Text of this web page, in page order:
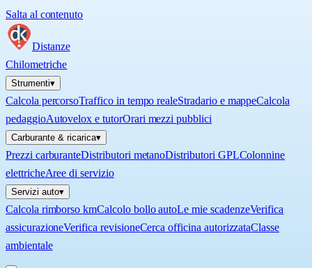
Salta al contenuto
Distanze
Chilometriche
Strumenti▾
Calcola percorsoTraffico in tempo realeStradario e mappeCalcola
pedaggioAutovelox e tutorOrari mezzi pubblici
Carburante & ricarica▾
Prezzi carburanteDistributori metanoDistributori GPLColonnine
elettricheAree di servizio
Servizi auto▾
Calcola rimborso kmCalcolo bollo autoLe mie scadenzeVerifica
assicurazioneVerifica revisioneCerca officina autorizzataClasse
ambientale